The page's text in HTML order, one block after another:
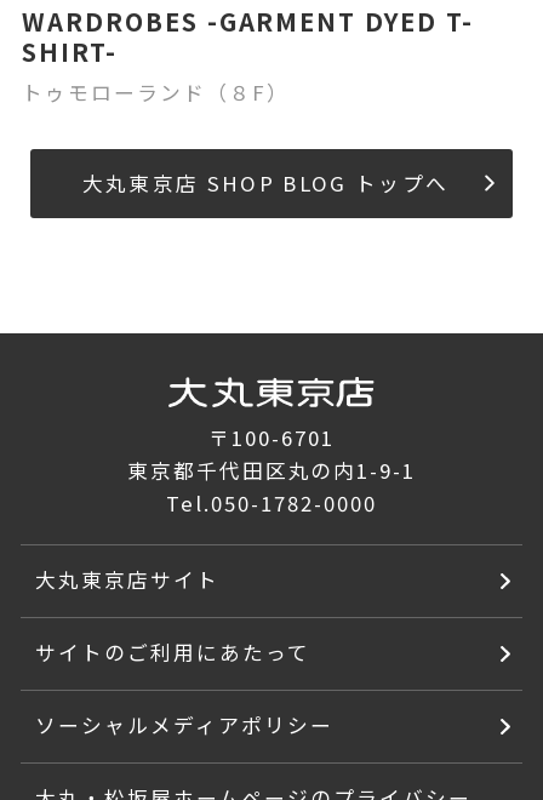
WARDROBES -GARMENT DYED T-
SHIRT-
トゥモローランド（８F）
大丸東京店 SHOP BLOG トップへ
〒100-6701
東京都千代田区丸の内1-9-1
Tel.050-1782-0000
大丸東京店サイト
サイトのご利用にあたって
ソーシャルメディアポリシー